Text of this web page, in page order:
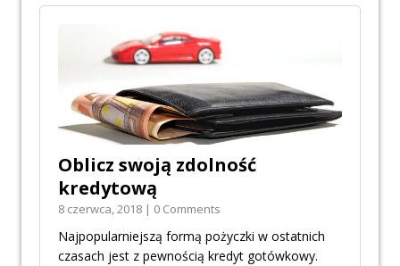
Oblicz swoją zdolność
kredytową
8 czerwca, 2018 | 0 Comments
Najpopularniejszą formą pożyczki w ostatnich
czasach jest z pewnością kredyt gotówkowy.